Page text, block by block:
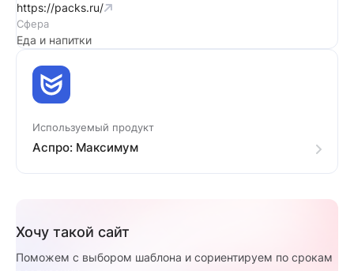
https://packs.ru/
Сфера
Еда и напитки
Используемый продукт
Аспро: Максимум
Хочу такой сайт
Поможем с выбором шаблона и сориентируем по срокам